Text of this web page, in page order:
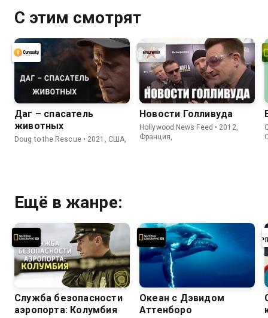
С этим смотрят
Даг – спасатель
животных
Doug to the Rescue • 2021, США,
Новости Голливуда
Hollywood News Feed • 2012,
Франция,
Ещё в жанре:
Служба безопасности
аэропорта: Колумбия
Океан с Дэвидом
Аттенборо